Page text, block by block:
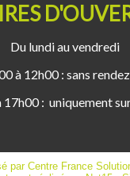
Du lundi au vendredi
à 12h00 : sans
17h00 : uniquement
par Centre France